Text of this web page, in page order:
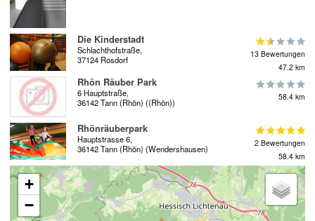
Die Kinderstadt
Schlachthofstraße,
37124 Rosdorf
13 Bewertungen
47.2 km
Rhön Räuber Park
6 Hauptstraße,
36142 Tann (Rhön) ((Rhön))
58.4 km
Rhönräuberpark
Hauptstrasse 6,
36142 Tann (Rhön) (Wendershausen)
2 Bewertungen
58.4 km
+
−